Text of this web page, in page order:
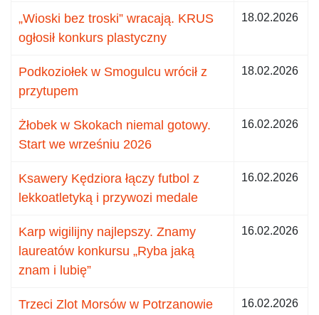
„Wioski bez troski” wracają. KRUS
ogłosił konkurs plastyczny
18.02.2026
Podkoziołek w Smogulcu wrócił z
przytupem
18.02.2026
Żłobek w Skokach niemal gotowy.
Start we wrześniu 2026
16.02.2026
Ksawery Kędziora łączy futbol z
lekkoatletyką i przywozi medale
16.02.2026
Karp wigilijny najlepszy. Znamy
laureatów konkursu „Ryba jaką
znam i lubię”
16.02.2026
Trzeci Zlot Morsów w Potrzanowie
16.02.2026